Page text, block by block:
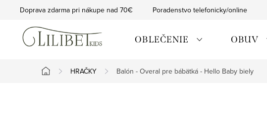
Doprava zdarma pri nákupe nad 70€ Poradenstvo telefonicky/online
OBLEČENIE OBUV
Domov
HRAČKY Balón - Overal pre bábätká - Hello Baby biely